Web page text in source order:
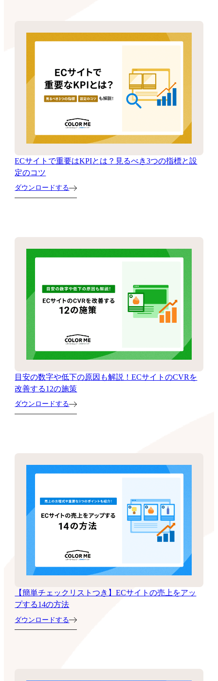
ECサイトで重要はKPIとは？見るべき3つの指標と設
定のコツ
ダウンロードする
目安の数字や低下の原因も解説！ECサイトのCVRを
改善する12の施策
ダウンロードする
【簡単チェックリストつき】ECサイトの売上をアッ
プする14の方法
ダウンロードする